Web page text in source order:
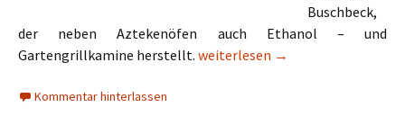
Buschbeck,
der neben Aztekenöfen auch Ethanol – und
Gartengrillkamine herstellt. Buschbeck Mexiko-Ofen Plain
weiterlesen →
Kommentar hinterlassen